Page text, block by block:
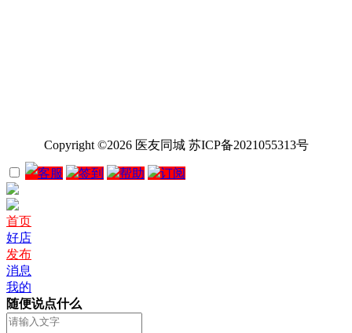
Copyright ©2026 医友同城 苏ICP备2021055313号
客服 签到 帮助 订阅
首页
好店
发布
消息
我的
随便说点什么